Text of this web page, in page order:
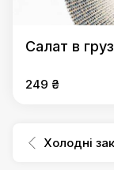
Салат в
249 ₴